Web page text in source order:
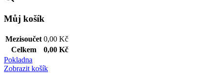
Můj košík
Mezisoučet 0,00 Kč
Celkem
0,00 Kč
Pokladna
Zobrazit košík